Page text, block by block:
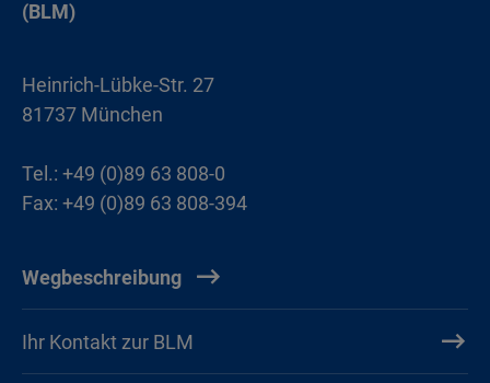
(BLM)
Heinrich-Lübke-Str. 27
81737 München
Tel.: +49 (0)89 63 808-0
Fax: +49 (0)89 63 808-394
Wegbeschreibung
Ihr Kontakt zur BLM